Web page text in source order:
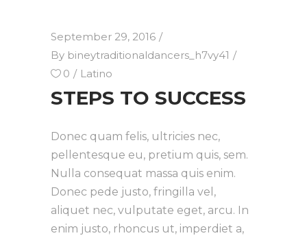
September 29, 2016
By bineytraditionaldancers_h7vy41
0
Latino
STEPS TO SUCCESS
Donec quam felis, ultricies nec,
pellentesque eu, pretium quis, sem.
Nulla consequat massa quis enim.
Donec pede justo, fringilla vel,
aliquet nec, vulputate eget, arcu. In
enim justo, rhoncus ut, imperdiet a,